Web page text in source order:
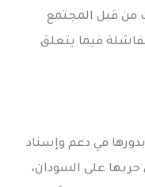
من قبل المجتمع
فيما يتعلق
في دعم وإسناد
حربها على السودان،